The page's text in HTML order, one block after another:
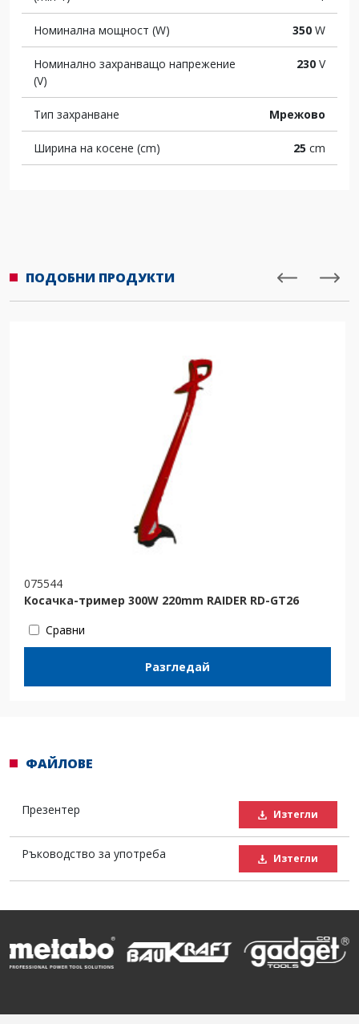
Номинална мощност (W) 350 W
Номинално захранващо напрежение
(V)
230 V
Тип захранване Мрежово
Ширина на косене (cm) 25 cm
ПОДОБНИ ПРОДУКТИ
075544
Косачка-тример 300W 220mm RAIDER RD-GT26
Сравни
Разгледай
ФАЙЛОВЕ
Презентер Изтегли
Ръководство за употреба Изтегли